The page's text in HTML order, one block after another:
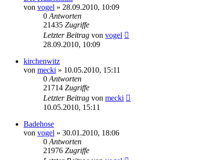
von vogel » 28.09.2010, 10:09
0 Antworten
21435 Zugriffe
Letzter Beitrag von vogel
28.09.2010, 10:09
kirchenwitz
von mecki » 10.05.2010, 15:11
0 Antworten
21714 Zugriffe
Letzter Beitrag von mecki
10.05.2010, 15:11
Badehose
von vogel » 30.01.2010, 18:06
0 Antworten
21976 Zugriffe